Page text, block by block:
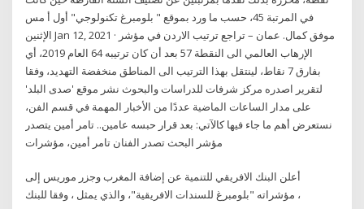
في المرتبة 45، حسب ما ورد بموقع " بلومبرغ تكنولوجي" أول أ مس
الإثنين Jan 12, 2021 · موفق كمال. عمان – تراجع ترتيب الاردن في مؤشر
الإرهاب العالمي الى النقطة 57 بعد أن كان ترتيبه 64 العام 2019، أي
بفارق 7 نقاط، لينتقل بهذا الترتيب الى المناطق منخفضة التهديد، وفقا
لتقرير اصدره مركز شرفات للدراسات والبحوث نشر موقع 'صدى البلد'
على مدار الساعات الماضية عددًا من الأخبار المهمة في قسم الفن،
نستعرض أهم ما جاء فيها كالآتي: بعد قرار حبسه عامين.. تامر أمين يتصدر
مؤشر البحث تصدر الفنان تامر أمين، مؤشرات
أعلن البنك الافريقي للتنمية عن إضافة المغرب وجزر موريس إلى
مؤشراته "بلومبرغ للسندات الافريقية"، والذي يمثل ، وفقا للبنك ،